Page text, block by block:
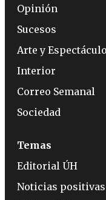
Opinión
Sucesos
Arte y
Interior
Correo Semanal
Sociedad
Temas
Editorial ÚH
Noticias positivas